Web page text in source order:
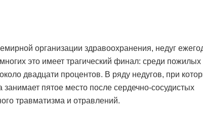
организации здравоохранения, недуг
это имеет трагический финал: среди пожилых
двадцати процентов. В ряду недугов, при
пятое место после сердечно-сосудистых
травматизма и отравлений.